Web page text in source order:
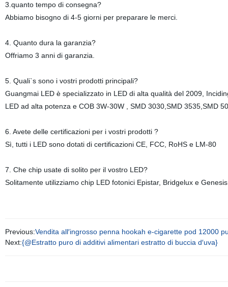
3.quanto tempo di consegna?
Abbiamo bisogno di 4-5 giorni per preparare le merci.
4. Quanto dura la garanzia?
Offriamo 3 anni di garanzia.
5. Quali`s sono i vostri prodotti principali?
Guangmai LED è specializzato in LED di alta qualità del 2009,
LED ad alta potenza e COB 3W-30W , SMD 3030,SMD 3535,SMD
6. Avete delle certificazioni per i vostri prodotti ?
Sì, tutti i LED sono dotati di certificazioni CE, FCC, RoHS e LM-80
7. Che chip usate di solito per il vostro LED?
Solitamente utilizziamo chip LED fotonici Epistar, Bridgelux e
Previous:Vendita all′ingrosso penna hookah e-cigarette pod 12000
Next:{@Estratto puro di additivi alimentari estratto di buccia d′uva}